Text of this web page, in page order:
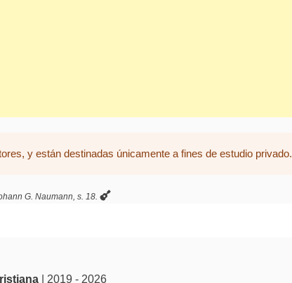
y están destinadas únicamente a fines de estudio privado.
G. Naumann, s. 18.
| 2019 - 2026